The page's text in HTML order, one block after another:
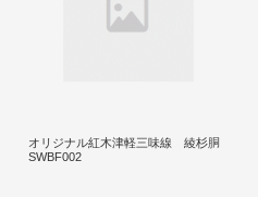
オリジナル紅木津軽三味線 綾杉胴
SWBF002